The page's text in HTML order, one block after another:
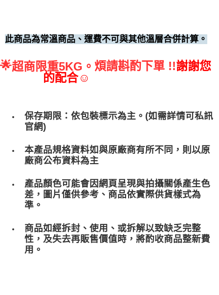
此商品為常溫商品、運費不可與其他溫層合併計算。
🌟超商限重5KG。 煩請斟酌下單 !!謝謝您
的配合☺
保存期限：依包裝標示為主。(如需詳情可私訊
官網)
本產品規格資料如與原廠商有所不同，則以原
廠商公布資料為主
產品顏色可能會因網頁呈現與拍攝關係產生色
差，圖片僅供參考、商品依實際供貨樣式為
準。
商品如經拆封、使用、或拆解以致缺乏完整
性，及失去再販售價值時，將酌收商品整﻿新費
用。